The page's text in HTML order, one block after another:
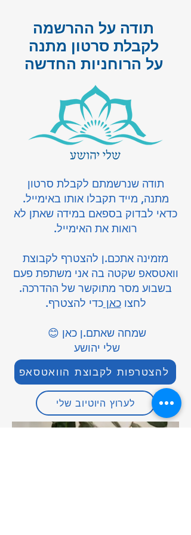
תודה על ההרשמה
לקבלת סרטון מתנה
על הרוחניות החדשה
תודה שנרשמתם לקבלת סרטון
מתנה, מייד תקבלו אותו באימייל.
כדאי לבדוק בספאם במידה שאתן לא
רואות את האימייל.
מזמינה אתכם.ן להצטרף לקבוצת
וואטסאפ שקטה בה אני משתפת פעם
בשבוע מסר מתוקשר של ההדרכה.
לחצוכאןכדי להצטרף.
שמחה שאתם.ן כאן 😊
שלי יהושע
להצטרפות לקבוצת הוואטסאפ
לערוץ היוטיוב שלי